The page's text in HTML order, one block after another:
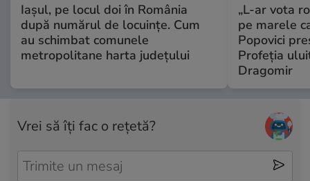
Iașul, pe locul doi în România
după numărul de locuințe. Cum
au schimbat comunele
metropolitane harta județului
„L-ar vota
pe marele
Popovici
Profeția
Dragomir
Vrei să îți fac o rețetă?